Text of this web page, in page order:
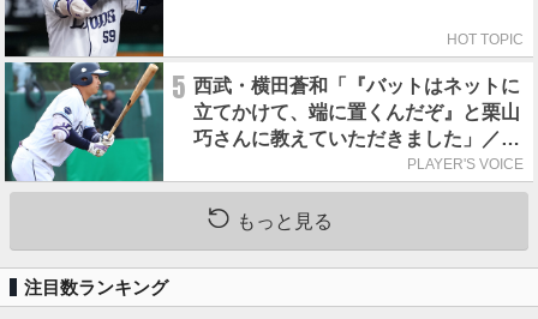
HOT TOPIC
5 西武・横田蒼和「『バットはネットに
立てかけて、端に置くんだぞ』と栗山
巧さんに教えていただきました」／憧
PLAYER'S VOICE
もっと見る
注目数ランキング